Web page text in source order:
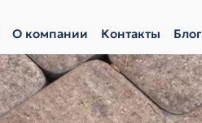
О компании Контакты Блог